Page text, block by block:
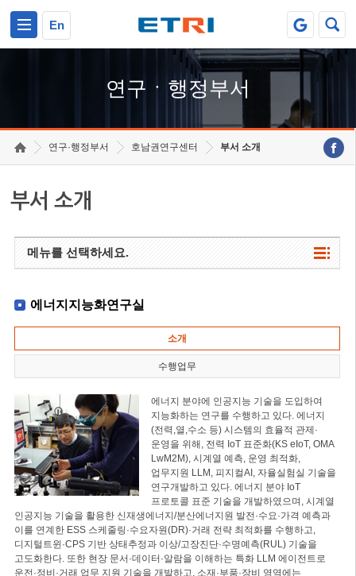
En
연구ㆍ행정부서
연구·행정부서 호남권연구센터 부서 소개
부서 소개
메뉴를 선택하세요.
에너지지능화연구실
소개
수행업무
에너지 분야에 인공지능 기술을 도입하여
지능화하는 연구를 수행하고 있다. 에너지
(전력,열,수소 등) 시스템의 효율적 관제·
운영을 위해, 전력 IoT 표준화(KS eIoT, OMA
LwM2M), 시계열 예측, 운영 최적화,
업무지원 LLM, 피지컬AI, 자율실험실 기술을
연구개발하고 있다. 에너지 분야 IoT
프로토콜 표준 기술을 개발하였으며, 시계열
인공지능 기술을 활용한 신재생에너지/분산에너지원 발전·수요·가격 예측과
이를 연계한 ESS 스케줄링·수요자원(DR)·거래 전략 최적화를 수행하고,
디지털트윈·CPS 기반 상태추정과 이상/고장진단·수명예측(RUL) 기술을
고도화한다. 또한 현장 문서·데이터·알람을 이해하는 특화 LLM 에이전트로
운전·정비·거래 업무 지원 기술을 개발하고, 소재·부품·장비 영역에는